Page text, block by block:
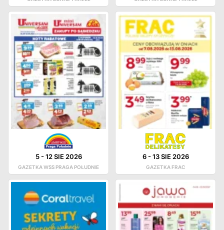
5-12 SIE 2026
GAZETKA WSS PRAGA POŁUDNIE
6-13 SIE 2026
GAZETKA FRAC